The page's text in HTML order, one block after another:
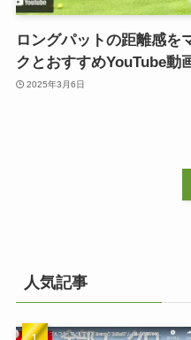
ロングパットの距離感を
クとおすすめYouTube動
2025年3月6日
人気記事